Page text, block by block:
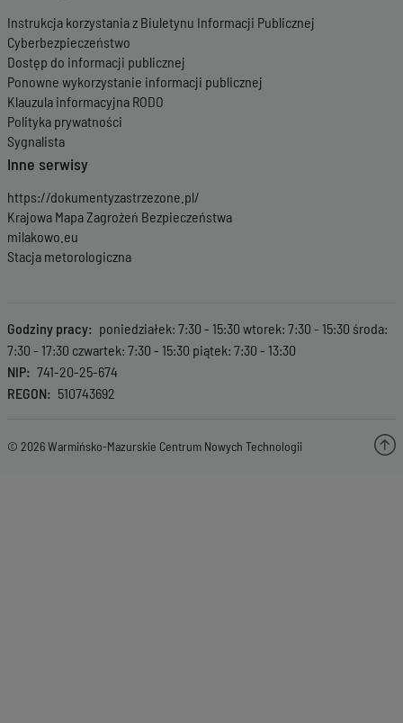
Instrukcja korzystania z Biuletynu Informacji Publicznej
Cyberbezpieczeństwo
Dostęp do informacji publicznej
Ponowne wykorzystanie informacji publicznej
Klauzula informacyjna RODO
Polityka prywatności
Sygnalista
Inne serwisy
https://dokumentyzastrzezone.pl/
Krajowa Mapa Zagrożeń Bezpieczeństwa
milakowo.eu
Stacja metorologiczna
Godziny pracy
poniedziałek: 7:30 - 15:30 wtorek: 7:30 - 15:30 środa:
7:30 - 17:30 czwartek: 7:30 - 15:30 piątek: 7:30 - 13:30
NIP
741-20-25-674
REGON
510743692
© 2026 Warmińsko-Mazurskie Centrum Nowych Technologii